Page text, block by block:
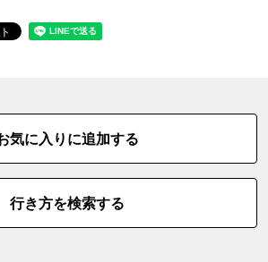
気に入りに追加する
行き方を検索する